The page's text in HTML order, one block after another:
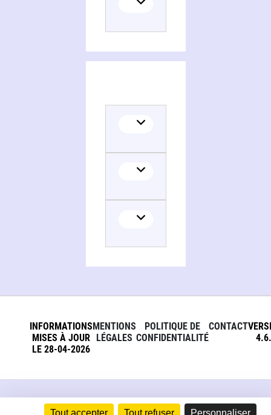
Tout accepter Tout refuser Personnaliser
INFORMATIONS
MISES À JOUR
LE 28-04-2026
MENTIONS
LÉGALES
POLITIQUE DE
CONFIDENTIALITÉ
CONTACT